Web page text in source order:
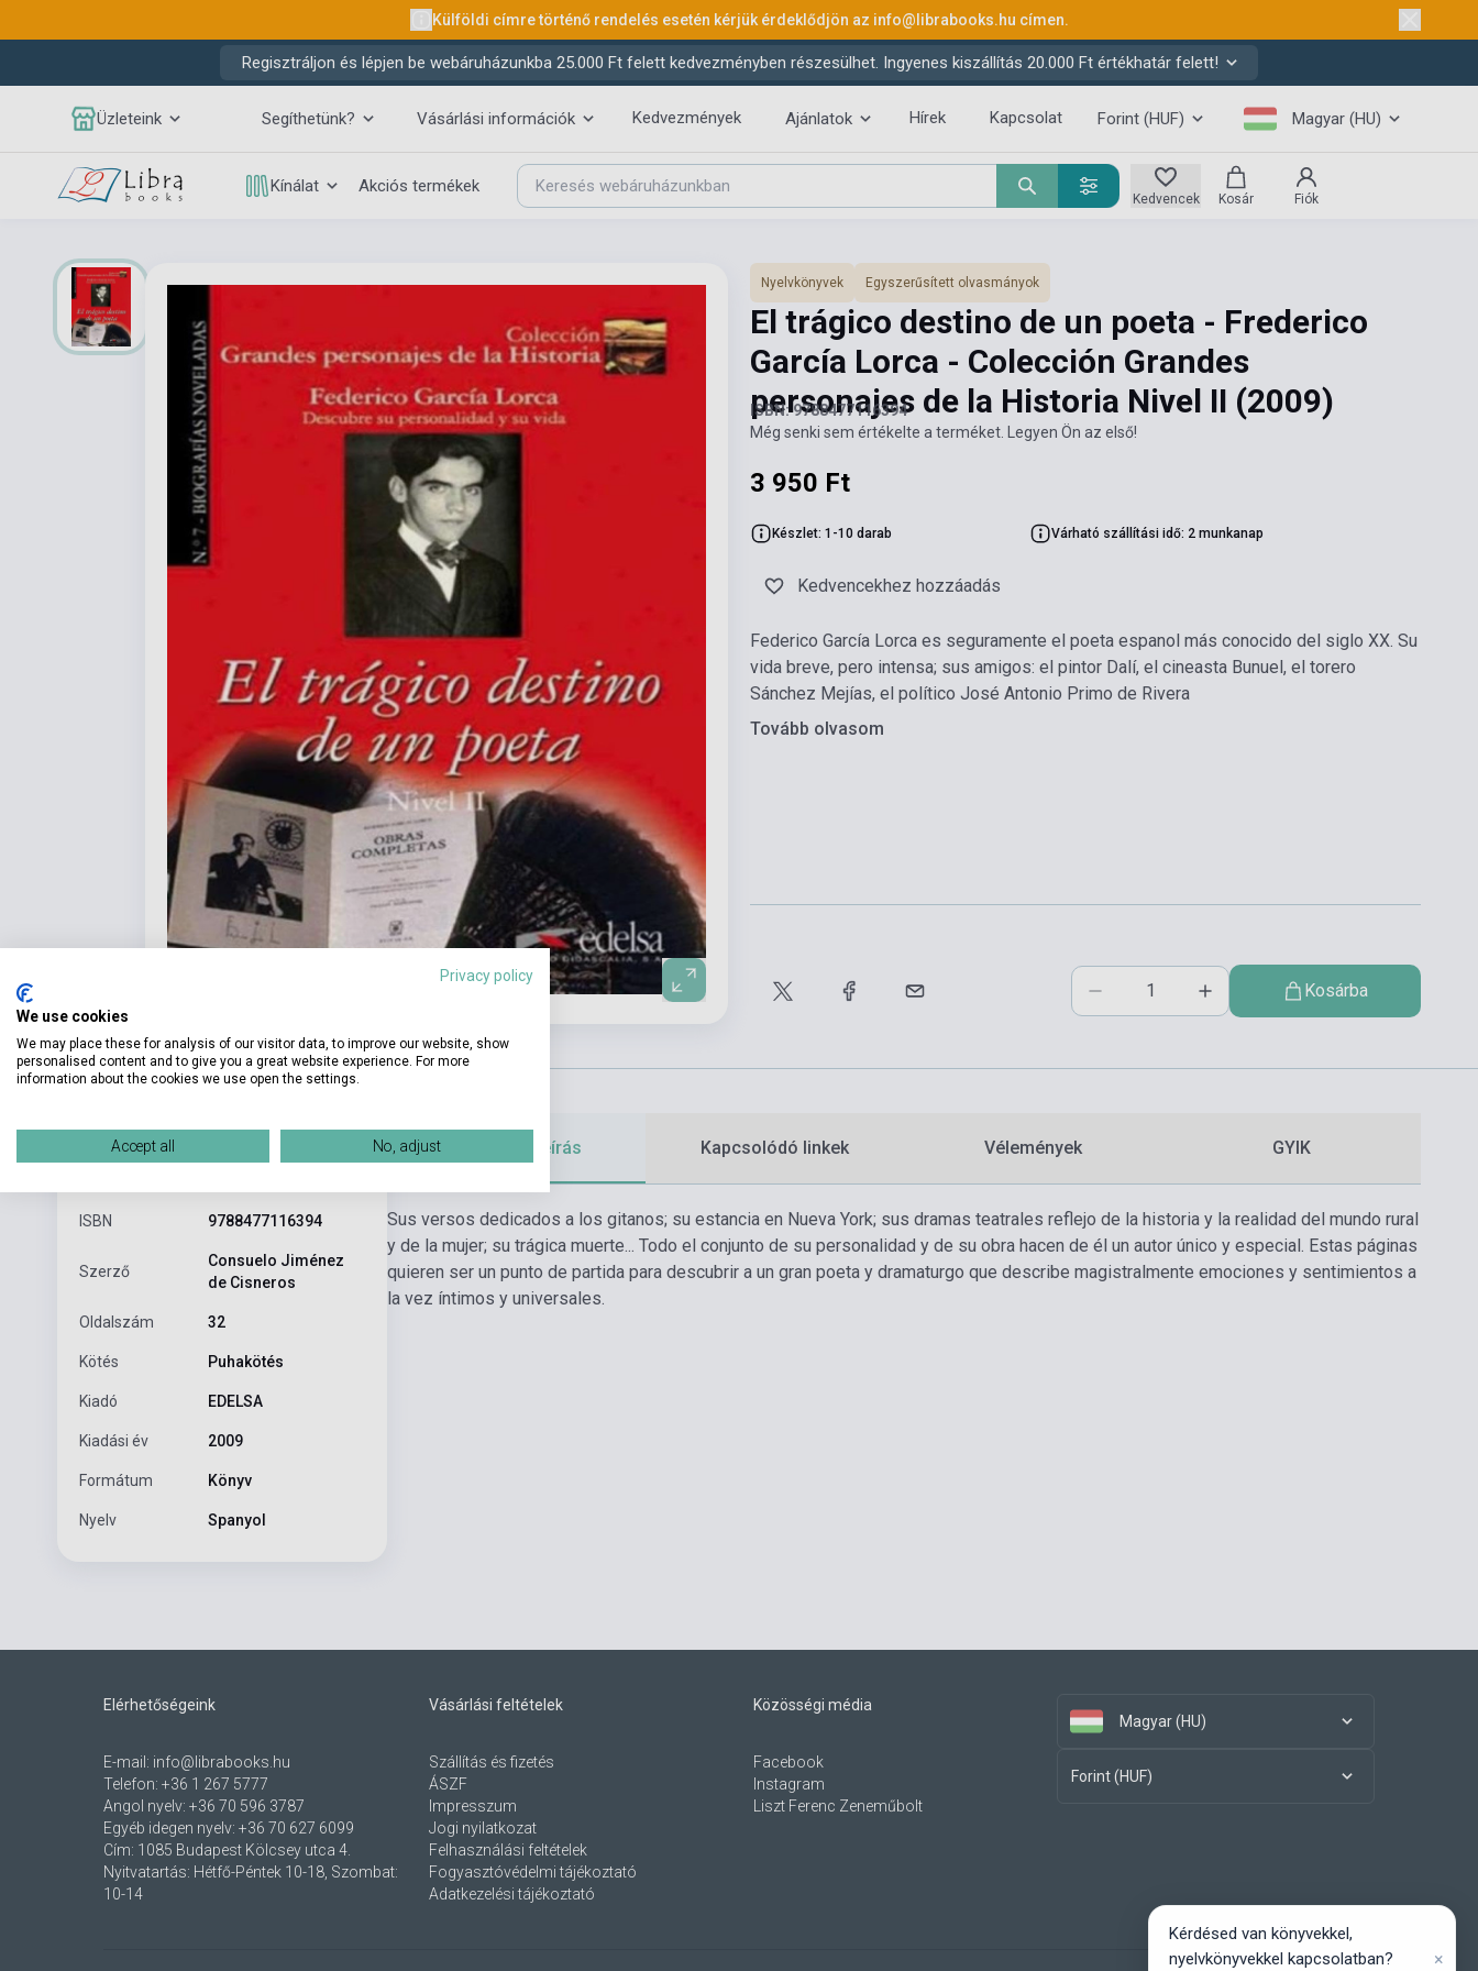
Külföldi címre történő rendelés esetén kérjük érdeklődjön az info@librabooks.hu címen.
Regisztráljon és lépjen be webáruházunkba 25.000 Ft felett kedvezményben részesülhet. Ingyenes kiszállítás 20.000 Ft értékhatár felett!
Üzleteink Segíthetünk? Vásárlási információk Kedvezmények Ajánlatok Hírek Kapcsolat Forint (HUF) Magyar (HU)
Kínálat Akciós termékek
Kedvencek Kosár Fiók
Nyelvkönyvek Egyszerűsített olvasmányok
El trágico destino de un poeta - Frederico
García Lorca - Colección Grandes
personajes de la Historia Nivel II (2009)
ISBN: 9788477116394
Még senki sem értékelte a terméket. Legyen Ön az első!
3 950 Ft
Készlet: 1-10 darab Várható szállítási idő: 2 munkanap
Kedvencekhez hozzáadás
Federico García Lorca es seguramente el poeta espanol más conocido del siglo XX. Su
vida breve, pero intensa; sus amigos: el pintor Dalí, el cineasta Bunuel, el torero
Sánchez Mejías, el político José Antonio Primo de Rivera
Tovább olvasom
Kosárba
Termékjellemzők
ISBN 9788477116394
Szerző
Consuelo Jiménez
de Cisneros
Oldalszám 32
Kötés Puhakötés
Kiadó EDELSA
Kiadási év 2009
Formátum Könyv
Nyelv Spanyol
Részletes leírás Kapcsolódó linkek Vélemények GYIK
Sus versos dedicados a los gitanos; su estancia en Nueva York; sus dramas teatrales reflejo de la historia y la realidad del mundo rural
y de la mujer; su trágica muerte... Todo el conjunto de su personalidad y de su obra hacen de él un autor único y especial. Estas páginas
quieren ser un punto de partida para descubrir a un gran poeta y dramaturgo que describe magistralmente emociones y sentimientos a
la vez íntimos y universales.
Elérhetőségeink
E-mail: info@librabooks.hu
Telefon: +36 1 267 5777
Angol nyelv: +36 70 596 3787
Egyéb idegen nyelv: +36 70 627 6099
Cím: 1085 Budapest Kölcsey utca 4.
Nyitvatartás: Hétfő-Péntek 10-18, Szombat:
10-14
Vásárlási feltételek
Szállítás és fizetés
ÁSZF
Impresszum
Jogi nyilatkozat
Felhasználási feltételek
Fogyasztóvédelmi tájékoztató
Adatkezelési tájékoztató
Közösségi média
Facebook
Instagram
Liszt Ferenc Zeneműbolt
Magyar (HU)
Forint (HUF)
Privacy policy
We use cookies
We may place these for analysis of our visitor data, to improve our website, show
personalised content and to give you a great website experience. For more
information about the cookies we use open the settings.
Accept all No, adjust
Kérdésed van könyvekkel,
nyelvkönyvekkel kapcsolatban?
×